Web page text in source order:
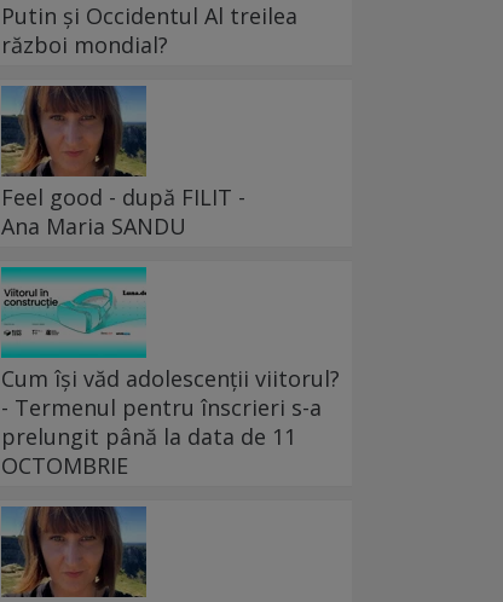
Putin și Occidentul Al treilea
război mondial?
Feel good - după FILIT -
Ana Maria SANDU
Cum își văd adolescenții viitorul?
- Termenul pentru înscrieri s-a
prelungit până la data de 11
OCTOMBRIE